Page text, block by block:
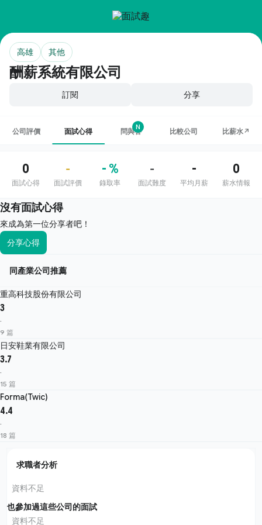
酬薪系統有限公司
高雄 其他
訂閱 分享
公司評價 面試心得 問與答
N
比較公司 比薪水↗
0
面試心得
-
面試評價
- %
錄取率
-
面試難度
-
平均月薪
0
薪水情報
沒有面試心得
來成為第一位分享者吧！
分享心得
同產業公司推薦
重高科技股份有限公司
3
·
9 篇
日安鞋業有限公司
3.7
·
15 篇
Forma(Twic)
4.4
·
18 篇
求職者分析
資料不足
也參加過這些公司的面試
資料不足